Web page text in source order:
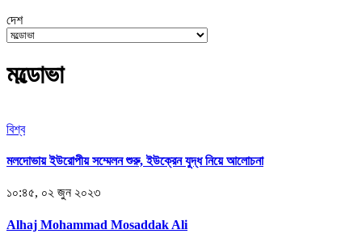
দেশ
মল্ডোভা
বিশ্ব
মলদোভায় ইউরোপীয় সম্মেলন শুরু, ইউক্রেন যুদ্ধ নিয়ে আলোচনা
১০:৪৫, ০২ জুন ২০২৩
Alhaj Mohammad Mosaddak Ali